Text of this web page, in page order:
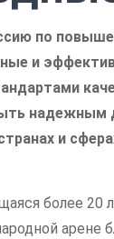
по
и
надежным
и
более 20
арене